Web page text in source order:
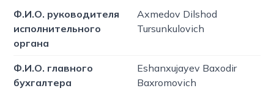
Ф.И.О. руководителя
исполнительного
органа
Axmedov Dilshod
Tursunkulovich
Ф.И.О. главного
бухгалтера
Eshanxujayev Baxodir
Baxromovich